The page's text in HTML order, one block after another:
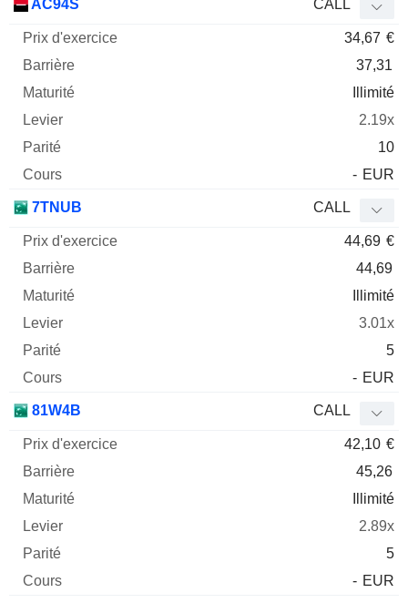
AC94S CALL
34,67 €
37,31
Illimité
2.19x
10
- EUR
7TNUB CALL
44,69 €
44,69
Illimité
3.01x
5
- EUR
81W4B CALL
42,10 €
45,26
Illimité
2.89x
5
- EUR